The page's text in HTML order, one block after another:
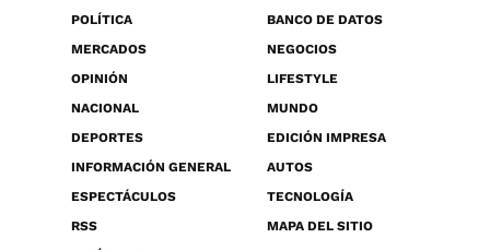
POLÍTICA
BANCO DE DATOS
MERCADOS
NEGOCIOS
OPINIÓN
LIFESTYLE
NACIONAL
MUNDO
DEPORTES
EDICIÓN IMPRESA
INFORMACIÓN GENERAL
AUTOS
ESPECTÁCULOS
TECNOLOGÍA
RSS
MAPA DEL SITIO